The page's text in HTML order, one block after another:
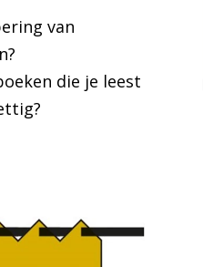
van
die je leest